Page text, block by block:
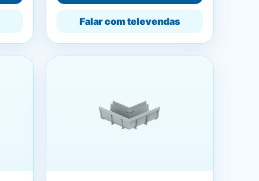
Falar com televendas